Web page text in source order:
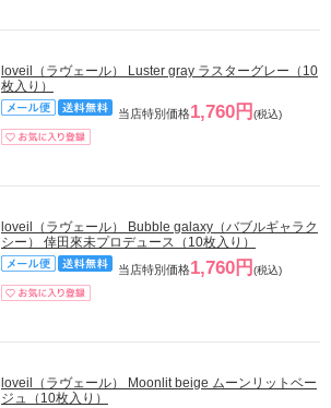
loveil（ラヴェール） Luster gray ラスターグレー（10
枚入り）
当店特別価格1,760円 (税込)
loveil（ラヴェール） Bubble galaxy（バブルギャラク
シー） 倖田來未プロデュース（10枚入り）
当店特別価格1,760円 (税込)
loveil（ラヴェール） Moonlit beige ムーンリットベー
ジュ（10枚入り）